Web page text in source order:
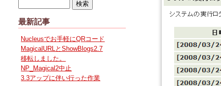
最新記事
Nucleusでお手軽にQRコード
MagicalURLとShowBlogs2.7
移転しました。
NP_Magical2中止
3.3アップに伴い行った作業